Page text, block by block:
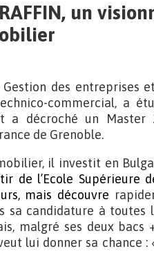
un
des entreprises
commercial, a
a décroché un
de Grenoble.
il investit en
de l’Ecole Supérieure
mais découvre
sa candidature à toutes
malgré ses deux bacs
lui donner sa chance :